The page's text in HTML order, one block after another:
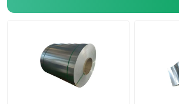
tubo soldado con autógena de
Tubería de acero inoxidable a dos
tubo de acero de la precisión